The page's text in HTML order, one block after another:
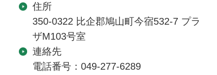
住所
350-0322 比企郡鳩山町今宿532-7 プラ
ザM103号室
連絡先
電話番号：049-277-6289